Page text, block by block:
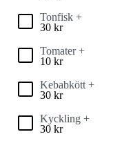
Tonfisk +
30 kr
Tomater +
10 kr
Kebabkött +
30 kr
Kyckling +
30 kr